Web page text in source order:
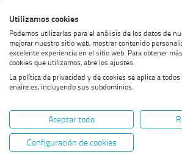
al
menú
al
contenido
al
footer
alto
contraste
Home MOSTRAR OPCIONES DEL
Servidumbres
Servidumbres
aeronáuticas
Utilizamos cookies
Podemos utilizarlas para el análisis de los datos de
mejorar nuestro sitio web, mostrar contenido
excelente experiencia en el sitio web. Para obtener
cookies que utilizamos, abre los ajustes.
La política de privacidad y de cookies se aplica a
enaire.es, incluyendo sus subdominios.
Aceptar todo
Configuración de cookies